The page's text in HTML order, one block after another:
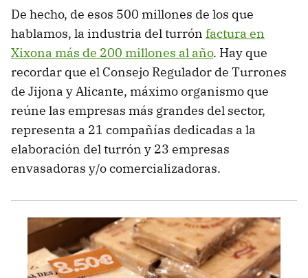
De hecho, de esos 500 millones de los que
hablamos, la industria del turrón factura en
Xixona más de 200 millones al año. Hay que
recordar que el Consejo Regulador de Turrones
de Jijona y Alicante, máximo organismo que
reúne las empresas más grandes del sector,
representa a 21 compañías dedicadas a la
elaboración del turrón y 23 empresas
envasadoras y/o comercializadoras.